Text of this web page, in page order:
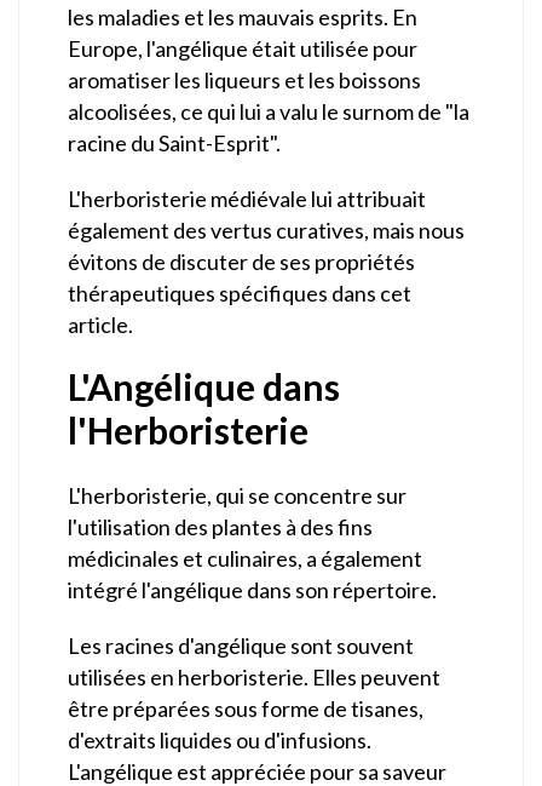
les maladies et les mauvais esprits. En
Europe, l'angélique était utilisée pour
aromatiser les liqueurs et les boissons
alcoolisées, ce qui lui a valu le surnom de "la
racine du Saint-Esprit".
L'herboristerie médiévale lui attribuait
également des vertus curatives, mais nous
évitons de discuter de ses propriétés
thérapeutiques spécifiques dans cet
article.
L'Angélique dans
l'Herboristerie
L'herboristerie, qui se concentre sur
l'utilisation des plantes à des fins
médicinales et culinaires, a également
intégré l'angélique dans son répertoire.
Les racines d'angélique sont souvent
utilisées en herboristerie. Elles peuvent
être préparées sous forme de tisanes,
d'extraits liquides ou d'infusions.
L'angélique est appréciée pour sa saveur